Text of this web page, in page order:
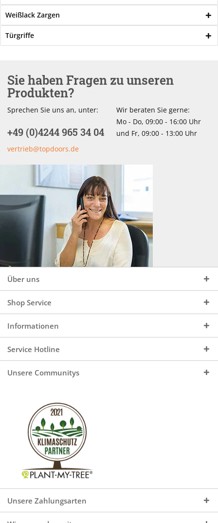
Weißlack Zargen
Türgriffe
Sie haben Fragen zu unseren
Produkten?
Sprechen Sie uns an, unter:
+49 (0)4244 965 34 04
vertrieb@topdoors.de
Wir beraten Sie gerne:
Mo - Do, 09:00 - 16:00 Uhr
und Fr, 09:00 - 13:00 Uhr
Über uns
Shop Service
Informationen
Service Hotline
Unsere Communitys
Unsere Zahlungsarten